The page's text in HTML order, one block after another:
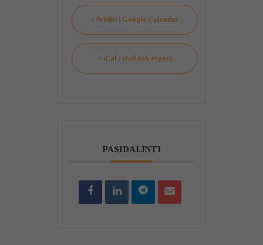
+ Pridėti į Google Calendar
+ iCal / Outlook export
PASIDALINTI